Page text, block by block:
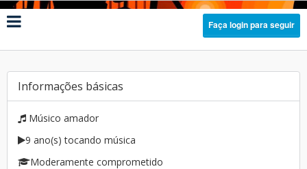
Faça login para seguir
Informações básicas
Músico amador
9 ano(s) tocando música
Moderamente comprometido